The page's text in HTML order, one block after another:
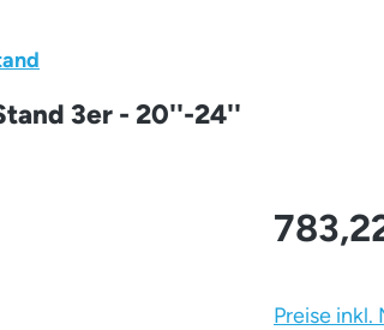
3er - 20''-24''
Preise inkl.